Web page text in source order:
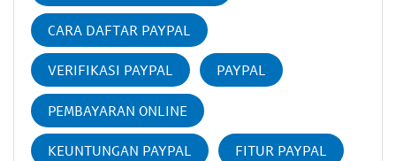
CARA DAFTAR PAYPAL
VERIFIKASI PAYPAL PAYPAL
PEMBAYARAN ONLINE
KEUNTUNGAN PAYPAL FITUR PAYPAL